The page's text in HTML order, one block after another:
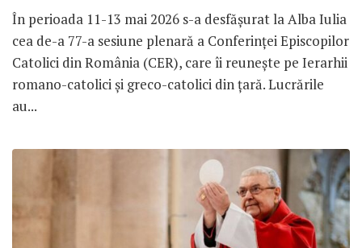
În perioada 11-13 mai 2026 s-a desfășurat la Alba Iulia
cea de-a 77-a sesiune plenară a Conferinței Episcopilor
Catolici din România (CER), care îi reunește pe Ierarhii
romano-catolici și greco-catolici din țară. Lucrările
au...